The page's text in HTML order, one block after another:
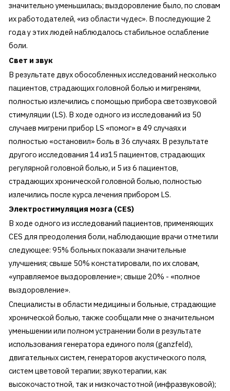
значительно уменьшилась; выздоровление было, по словам
их работодателей, «из области чудес». В последующие 2
года у этих людей наблюдалось стабильное ослабление
боли.
Свет и звук
В результате двух обособленных исследований несколько
пациентов, страдающих головной болью и мигренями,
полностью излечились с помощью прибора светозвуковой
стимуляции (LS). В ходе одного из исследований из 50
случаев мигрени прибор LS «помог» в 49 случаях и
полностью «остановил» боль в 36 случаях. В результате
другого исследования 14 из15 пациентов, страдающих
регулярной головной болью, и 5 из 6 пациентов,
страдающих хронической головной болью, полностью
излечились после курса лечения прибором LS.
Электростимуляция мозга (CES)
В ходе одного из исследований пациентов, применяющих
CES для преодоления боли, наблюдающие врачи отметили
следующее: 95% больных показали значительные
улучшения; свыше 50% констатировали, по их словам,
«управляемое выздоровление»; свыше 20% - «полное
выздоровление».
Специалисты в области медицины и больные, страдающие
хронической болью, также сообщали мне о значительном
уменьшении или полном устранении боли в результате
использования генератора единого поля (ganzfeld),
двигательных систем, генераторов акустического поля,
систем цветовой терапии; звукотерапии, как
высокочастотной, так и низкочастотной (инфразвуковой);